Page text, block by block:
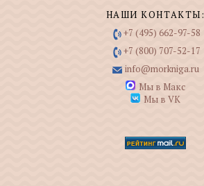
НАШИ КОНТАКТЫ:
+7 (495) 662-97-58
+7 (800) 707-52-17
info@morkniga.ru
Мы в Макс
Мы в VK